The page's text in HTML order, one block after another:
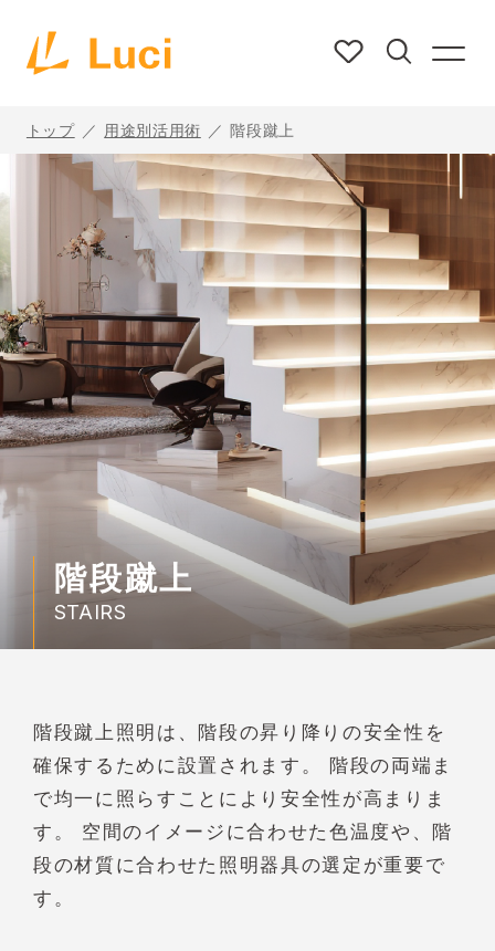
トップ 用途別活用術 階段蹴上
階段蹴上
STAIRS
階段蹴上照明は、階段の昇り降りの安全性を
確保するために設置されます。 階段の両端ま
で均一に照らすことにより安全性が高まりま
す。 空間のイメージに合わせた色温度や、階
段の材質に合わせた照明器具の選定が重要で
す。